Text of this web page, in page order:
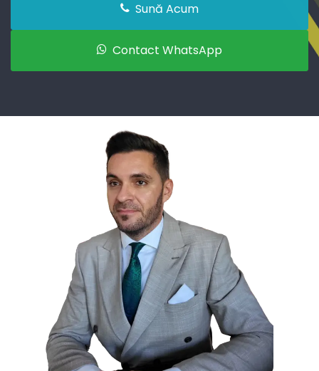
Sună Acum
Contact WhatsApp